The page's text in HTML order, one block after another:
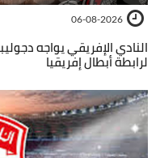
06-08-2026
النادي الإفريقي يواجه
لرابطة أبطال إفريقيا